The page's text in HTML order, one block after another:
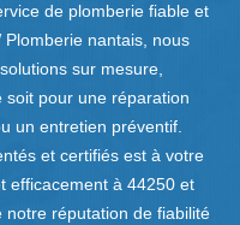
de plomberie fiable et
nantais, nous
sur mesure,
pour une réparation
un entretien préventif.
et certifiés est à votre
efficacement à 44250 et
notre réputation de fiabilité